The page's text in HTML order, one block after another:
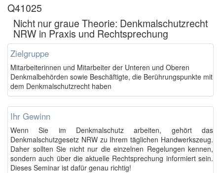
Q41025
Nicht nur graue Theorie: Denkmalschutzrecht
NRW in Praxis und Rechtsprechung
Zielgruppe
Mitarbeiterinnen und Mitarbeiter der Unteren und Oberen
Denkmalbehörden sowie Beschäftigte, die Berührungspunkte mit
dem Denkmalschutzrecht haben
Ihr Gewinn
Wenn Sie im Denkmalschutz arbeiten, gehört das
Denkmalschutzgesetz NRW zu Ihrem täglichen Handwerkszeug.
Daher sollten Sie nicht nur die einzelnen Regelungen kennen,
sondern auch über die aktuelle Rechtsprechung informiert sein.
Dieses Seminar ist dafür genau richtig!